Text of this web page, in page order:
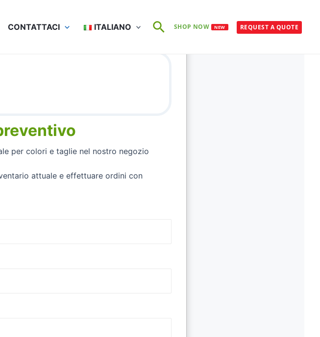
СONTATTACI ITALIANO CercaSHOP NOW NEW REQUEST A QUOTE
per colori e taglie nel nostro negozio
attuale e effettuare ordini con